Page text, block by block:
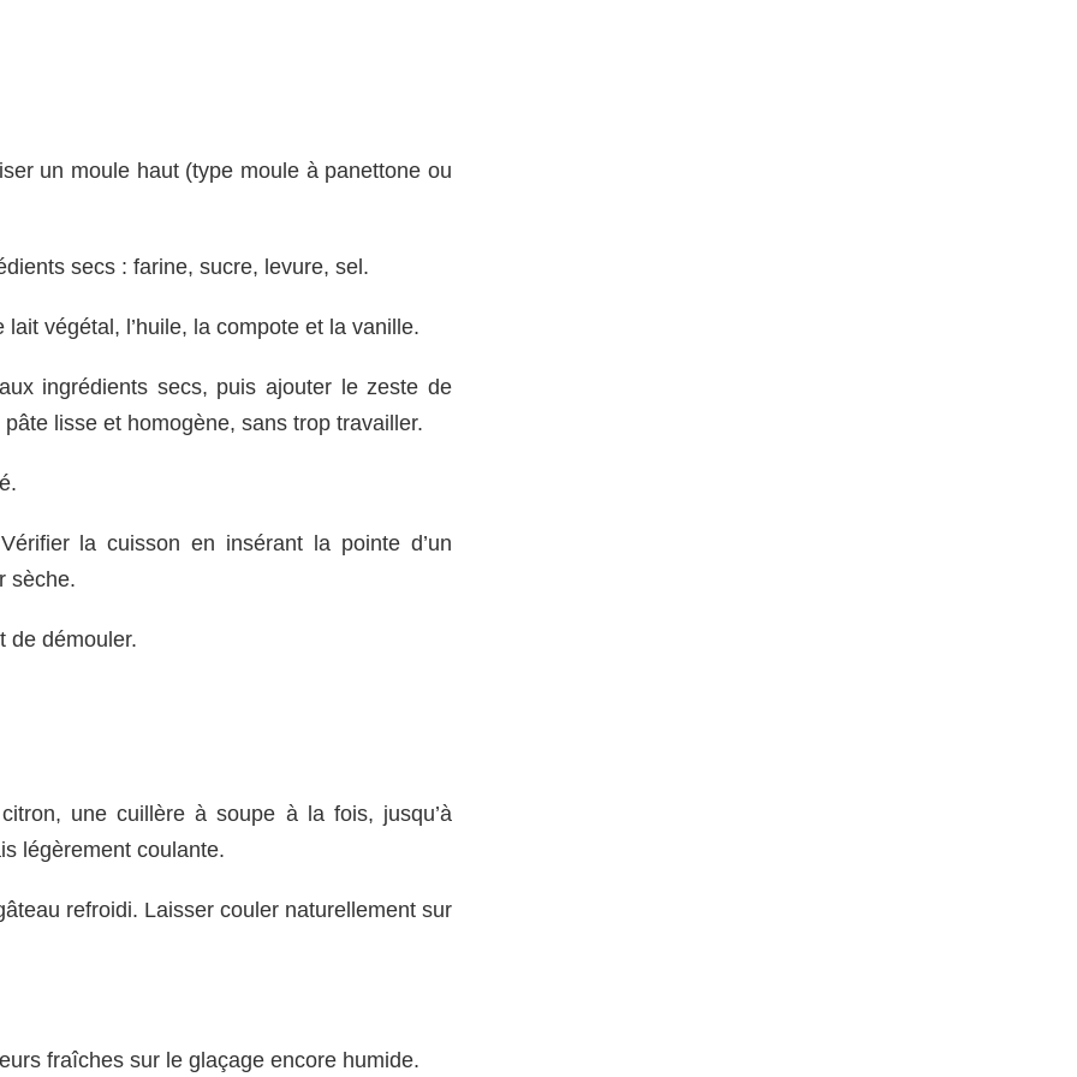
un moule haut (type moule à panettone ou
secs : farine, sucre, levure, sel.
végétal, l’huile, la compote et la vanille.
ingrédients secs, puis ajouter le zeste de
lisse et homogène, sans trop travailler.
la cuisson en insérant la pointe d’un
sèche.
de démouler.
une cuillère à soupe à la fois, jusqu’à
légèrement coulante.
refroidi. Laisser couler naturellement sur
fraîches sur le glaçage encore humide.